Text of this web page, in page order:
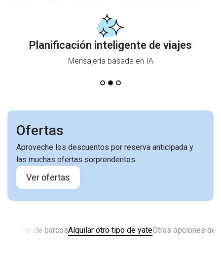
Planificación inteligente de viajes
Mensajería basada en IA
Ofertas
Aproveche los descuentos por reserva anticipada y
las muchas ofertas sorprendentes.
Ver ofertas
alquiler de barcosAlquilar otro tipo de yateOtras opciones de